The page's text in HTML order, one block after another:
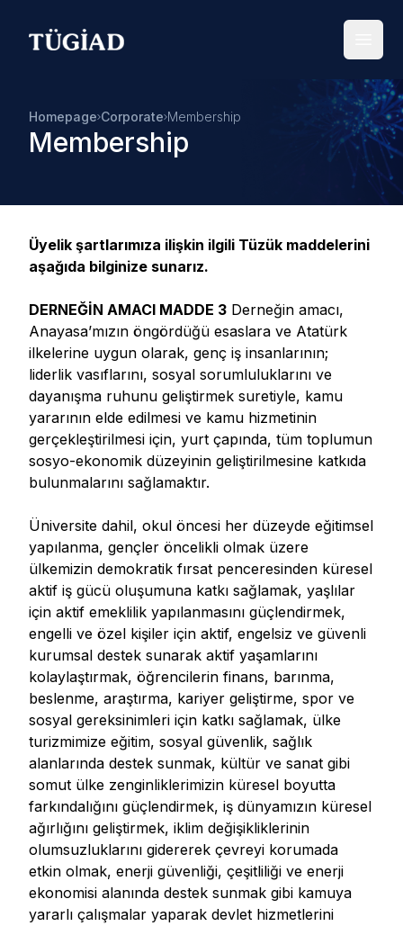
Your Company
Homepage Corporate Membership
Membership
Üyelik şartlarımıza ilişkin ilgili Tüzük maddelerini
aşağıda bilginize sunarız.
DERNEĞİN AMACI MADDE 3 Derneğin amacı,
Anayasa’mızın öngördüğü esaslara ve Atatürk
ilkelerine uygun olarak, genç iş insanlarının;
liderlik vasıflarını, sosyal sorumluluklarını ve
dayanışma ruhunu geliştirmek suretiyle, kamu
yararının elde edilmesi ve kamu hizmetinin
gerçekleştirilmesi için, yurt çapında, tüm toplumun
sosyo-ekonomik düzeyinin geliştirilmesine katkıda
bulunmalarını sağlamaktır.
Üniversite dahil, okul öncesi her düzeyde eğitimsel
yapılanma, gençler öncelikli olmak üzere
ülkemizin demokratik fırsat penceresinden küresel
aktif iş gücü oluşumuna katkı sağlamak, yaşlılar
için aktif emeklilik yapılanmasını güçlendirmek,
engelli ve özel kişiler için aktif, engelsiz ve güvenli
kurumsal destek sunarak aktif yaşamlarını
kolaylaştırmak, öğrencilerin finans, barınma,
beslenme, araştırma, kariyer geliştirme, spor ve
sosyal gereksinimleri için katkı sağlamak, ülke
turizmimize eğitim, sosyal güvenlik, sağlık
alanlarında destek sunmak, kültür ve sanat gibi
somut ülke zenginliklerimizin küresel boyutta
farkındalığını güçlendirmek, iş dünyamızın küresel
ağırlığını geliştirmek, iklim değişikliklerinin
olumsuzluklarını gidererek çevreyi korumada
etkin olmak, enerji güvenliği, çeşitliliği ve enerji
ekonomisi alanında destek sunmak gibi kamuya
yararlı çalışmalar yaparak devlet hizmetlerini